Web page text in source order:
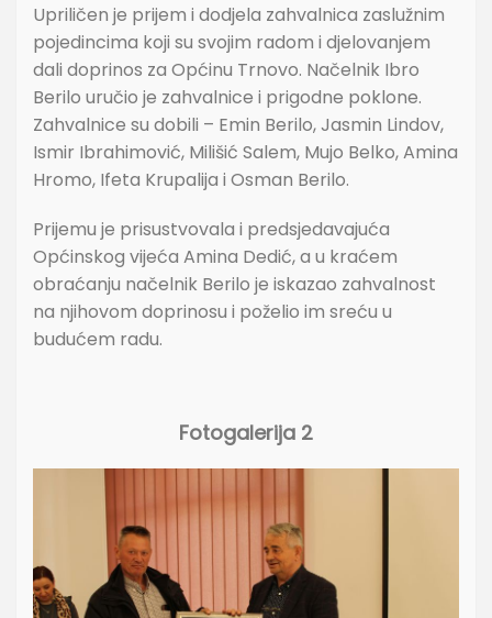
Upriličen je prijem i dodjela zahvalnica zaslužnim
pojedincima koji su svojim radom i djelovanjem
dali doprinos za Općinu Trnovo. Načelnik Ibro
Berilo uručio je zahvalnice i prigodne poklone.
Zahvalnice su dobili – Emin Berilo, Jasmin Lindov,
Ismir Ibrahimović, Milišić Salem, Mujo Belko, Amina
Hromo, Ifeta Krupalija i Osman Berilo.
Prijemu je prisustvovala i predsjedavajuća
Općinskog vijeća Amina Dedić, a u kraćem
obraćanju načelnik Berilo je iskazao zahvalnost
na njihovom doprinosu i poželio im sreću u
budućem radu.
Fotogalerija 2